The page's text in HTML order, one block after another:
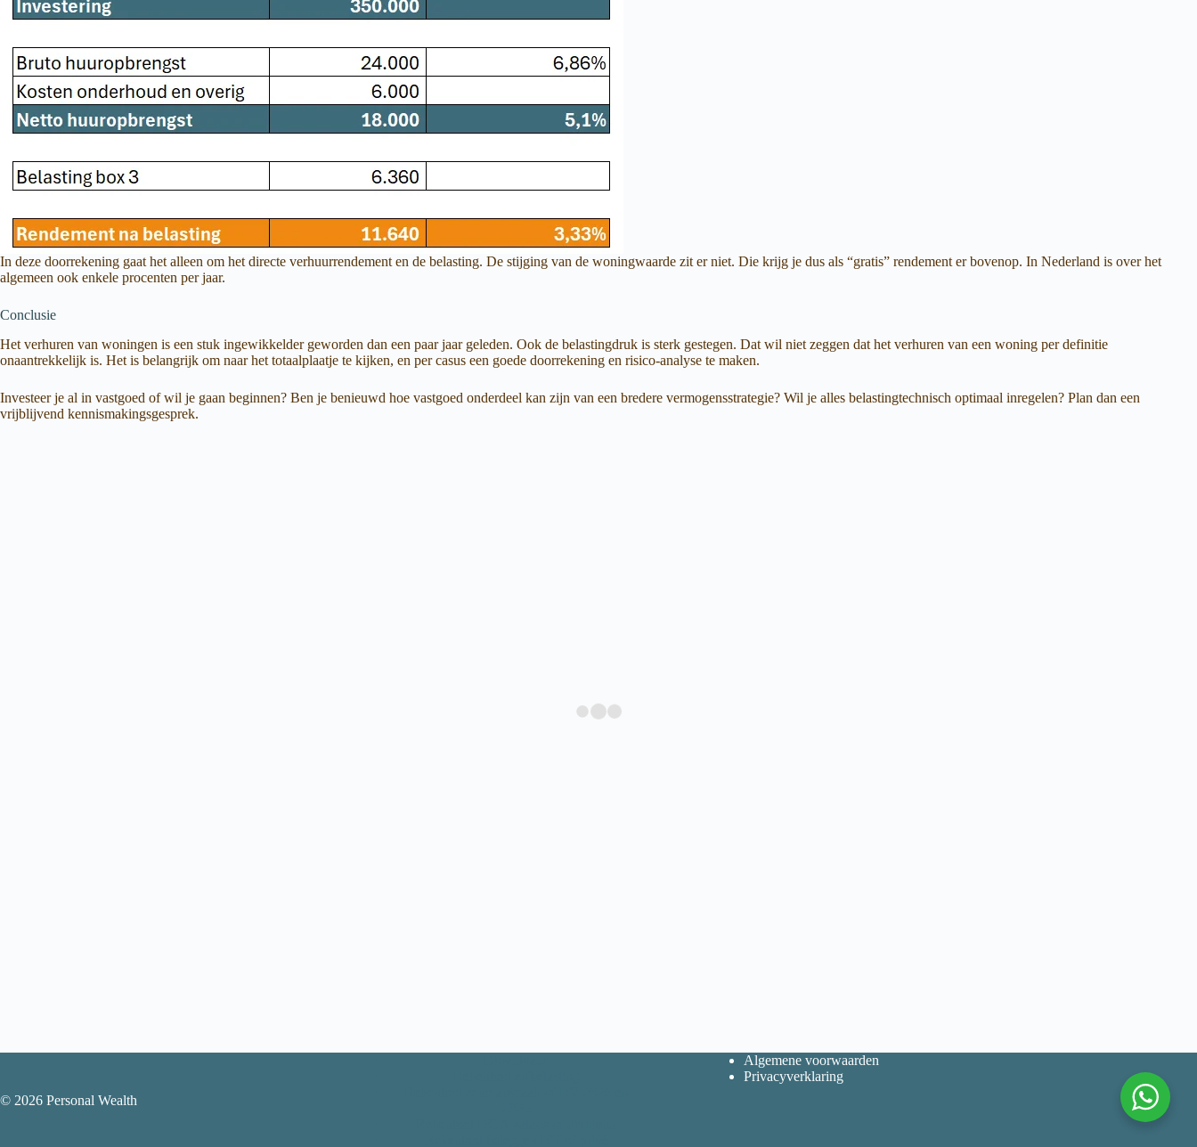
In deze doorrekening gaat het alleen om het directe verhuurrendement en de belasting. De stijging van de woningwaarde zit er niet. Die krijg je dus als “gratis” rendement er bovenop. In Nederland is over het
algemeen ook enkele procenten per jaar.
Conclusie
Het verhuren van woningen is een stuk ingewikkelder geworden dan een paar jaar geleden. Ook de belastingdruk is sterk gestegen. Dat wil niet zeggen dat het verhuren van een woning per definitie
onaantrekkelijk is. Het is belangrijk om naar het totaalplaatje te kijken, en per casus een goede doorrekening en risico-analyse te maken.
Investeer je al in vastgoed of wil je gaan beginnen? Ben je benieuwd hoe vastgoed onderdeel kan zijn van een bredere vermogensstrategie? Wil je alles belastingtechnisch optimaal inregelen? Plan dan een
vrijblijvend kennismakingsgesprek.
© 2026 Personal Wealth
Algemene voorwaarden
Privacyverklaring